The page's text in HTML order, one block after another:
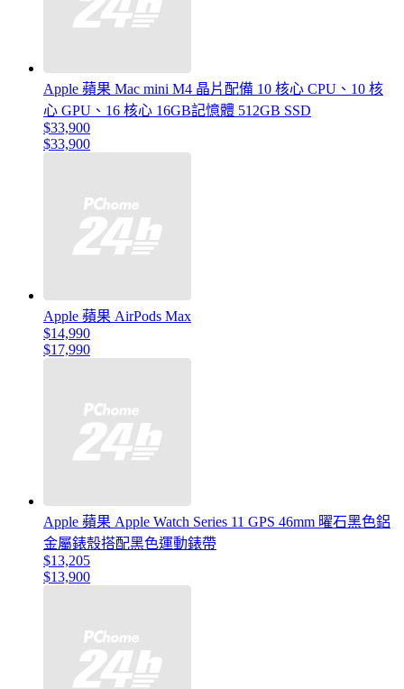
Apple 蘋果 Mac mini M4 晶片配備 10 核心 CPU、10 核
心 GPU、16 核心 16GB記憶體 512GB SSD
$33,900
$33,900
Apple 蘋果 AirPods Max
$14,990
$17,990
Apple 蘋果 Apple Watch Series 11 GPS 46mm 曜石黑色鋁
金屬錶殼搭配黑色運動錶帶
$13,205
$13,900